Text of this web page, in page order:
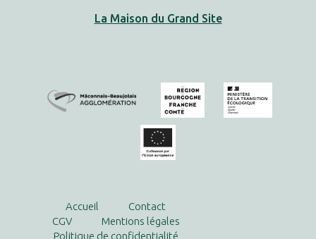
La Maison du Grand Site
Accueil
Contact
CGV
Mentions légales
Politique de confidentialité